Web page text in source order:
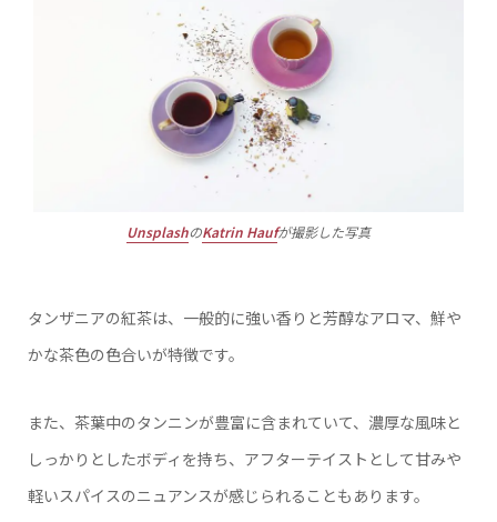
UnsplashのKatrin Haufが撮影した写真
タンザニアの紅茶は、一般的に強い香りと芳醇なアロマ、鮮や
かな茶色の色合いが特徴です。
また、茶葉中のタンニンが豊富に含まれていて、濃厚な風味と
しっかりとしたボディを持ち、アフターテイストとして甘みや
軽いスパイスのニュアンスが感じられることもあります。